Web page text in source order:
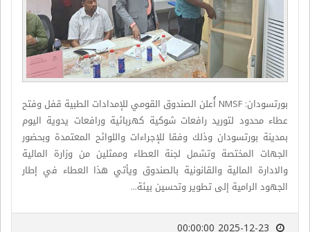
بورتسودان: NMSF أُعلن الصندوق القومي للإمدادات الطبية قفل وفتح
عطاء محدود لتوريد رافعات شوكية كهربائية ورافعات يدوية اليوم
بمدينة بورتسودان وذلك وفقا للإجراءات واللوائح المعتمدة وبحضور
الجهات المختصة وتشمل لجنة العطاء وممثلين من وزارة المالية
والادارة المالية والقانونية بالصندوق ويأتي هذا العطاء في إطار
الجهود الرامية إلى تطوير وتحسين بيئة...